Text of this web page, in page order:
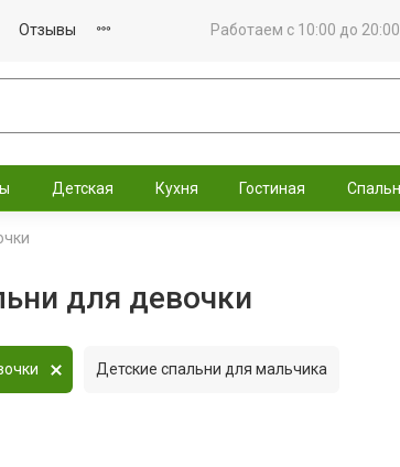
Отзывы Работаем с 10:00 до 20:00
Детская Кухня Гостиная
для девочки
Детские спальни для мальчика